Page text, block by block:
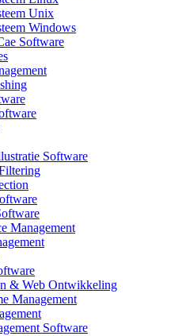
Unix
Windows
Software
Software
Management
& Web Ontwikkeling
Management
Software